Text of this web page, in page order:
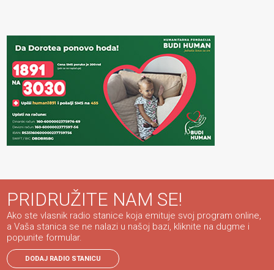
PRIDRUŽITE NAM SE!
Ako ste vlasnik radio stanice koja emituje svoj program online,
a Vaša stanica se ne nalazi u našoj bazi, kliknite na dugme i
popunite formular.
DODAJ RADIO STANICU